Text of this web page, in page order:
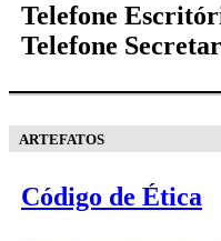
Telefone
Telefone
ARTEFATOS
Código de Ética